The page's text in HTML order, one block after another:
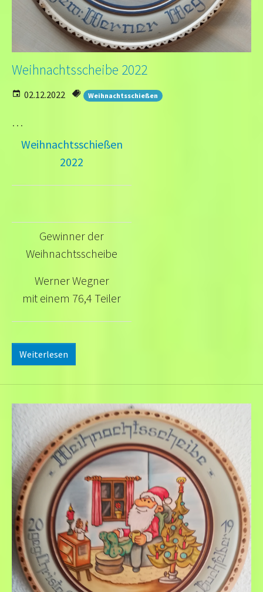
Weihnachtsscheibe 2022
02.12.2022 Weihnachtsschießen
…
Weihnachtsschießen
2022
Gewinner der
Weihnachtsscheibe
Werner Wegner
mit einem 76,4 Teiler
Weiterlesen